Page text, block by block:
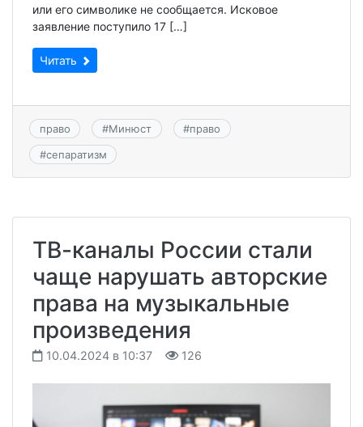
или его символике не сообщается. Исковое
заявление поступило 17 […]
Читать
право #Минюст #право
#сепаратизм
ТВ-каналы России стали
чаще нарушать авторские
права на музыкальные
произведения
10.04.2024 в 10:37 126